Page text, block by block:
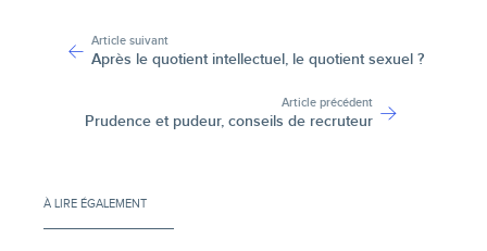
Article suivant
Après le quotient intellectuel, le quotient sexuel ?
Article précédent
Prudence et pudeur, conseils de recruteur
À LIRE ÉGALEMENT